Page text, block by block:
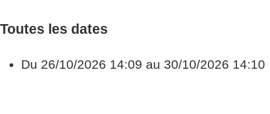
Toutes les dates
Du 26/10/2026 14:09 au 30/10/2026 14:10